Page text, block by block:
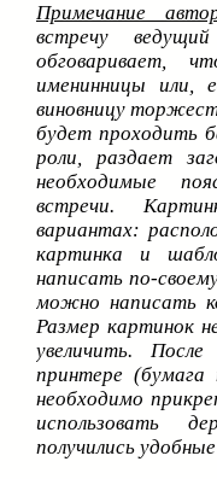
Примечание
встречу
обговаривает,
именинницы или,
виновницу
будет проходить
роли, раздает
необходимые
встречи.
вариантах:
картинка и
написать по-
можно написать
Размер картинок
увеличить.
принтере
необходимо
использовать
получились